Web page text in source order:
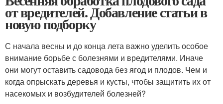
от вредителей. Добавление статьи в
новую подборку
С начала весны и до конца лета важно уделить особое
внимание борьбе с болезнями и вредителями. Иначе
они могут оставить садовода без ягод и плодов. Чем и
когда опрыскать деревья и кусты, чтобы защитить их от
насекомых и возбудителей болезней?